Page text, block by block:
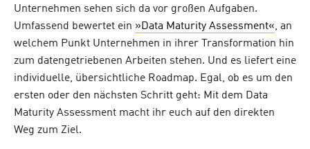
Unternehmen sehen sich da vor großen Aufgaben.
Umfassend bewertet ein »Data Maturity Assessment«, an
welchem Punkt Unternehmen in ihrer Transformation hin
zum datengetriebenen Arbeiten stehen. Und es liefert eine
individuelle, übersichtliche Roadmap. Egal, ob es um den
ersten oder den nächsten Schritt geht: Mit dem Data
Maturity Assessment macht ihr euch auf den direkten
Weg zum Ziel.